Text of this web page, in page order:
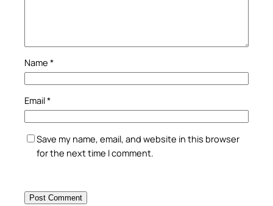
Name *
Email*
Save my name, email, and website in this browser
for the next time I comment.